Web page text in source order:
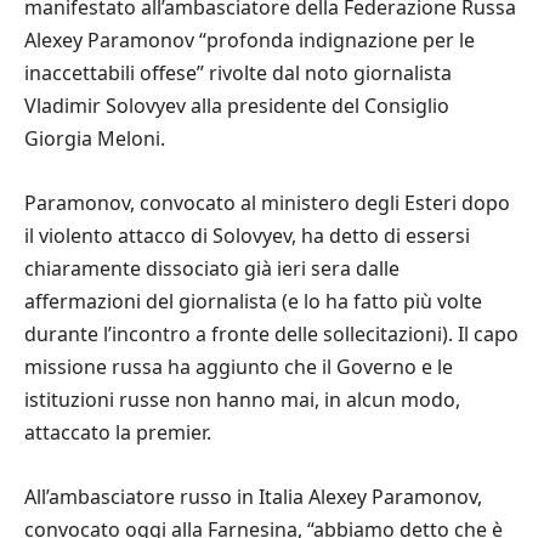
manifestato all’ambasciatore della Federazione Russa
Alexey Paramonov “profonda indignazione per le
inaccettabili offese” rivolte dal noto giornalista
Vladimir Solovyev alla presidente del Consiglio
Giorgia Meloni.
Paramonov, convocato al ministero degli Esteri dopo
il violento attacco di Solovyev, ha detto di essersi
chiaramente dissociato già ieri sera dalle
affermazioni del giornalista (e lo ha fatto più volte
durante l’incontro a fronte delle sollecitazioni). Il capo
missione russa ha aggiunto che il Governo e le
istituzioni russe non hanno mai, in alcun modo,
attaccato la premier.
All’ambasciatore russo in Italia Alexey Paramonov,
convocato oggi alla Farnesina, “abbiamo detto che è